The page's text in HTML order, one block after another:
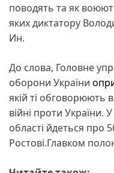
поводять та як
яких диктатору
Ин.
До слова, Головне
оборони України
якій ті обговорюють
війні проти України.
області йдеться про
Ростові.Главком